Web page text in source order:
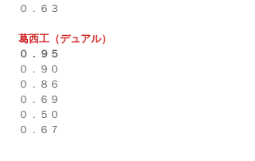
０．６３
葛西工（デュアル）
０．９５
０．９０
０．８６
０．６９
０．５０
０．６７